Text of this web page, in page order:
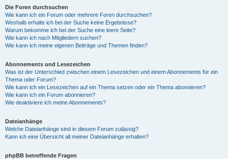
Die Foren durchsuchen
Wie kann ich ein Forum oder mehrere Foren durchsuchen?
Weshalb erhalte ich bei der Suche keine Ergebnisse?
Warum bekomme ich bei der Suche eine leere Seite?
Wie kann ich nach Mitgliedern suchen?
Wie kann ich meine eigenen Beiträge und Themen finden?
Abonnements und Lesezeichen
Was ist der Unterschied zwischen einem Lesezeichen und einem Abonnements für ein
Thema oder Forum?
Wie kann ich ein Lesezeichen auf ein Thema setzen oder ein Thema abonnieren?
Wie kann ich ein Forum abonnieren?
Wie deaktiviere ich meine Abonnements?
Dateianhänge
Welche Dateianhänge sind in diesem Forum zulässig?
Kann ich eine Übersicht all meiner Dateianhänge erhalten?
phpBB betreffende Fragen